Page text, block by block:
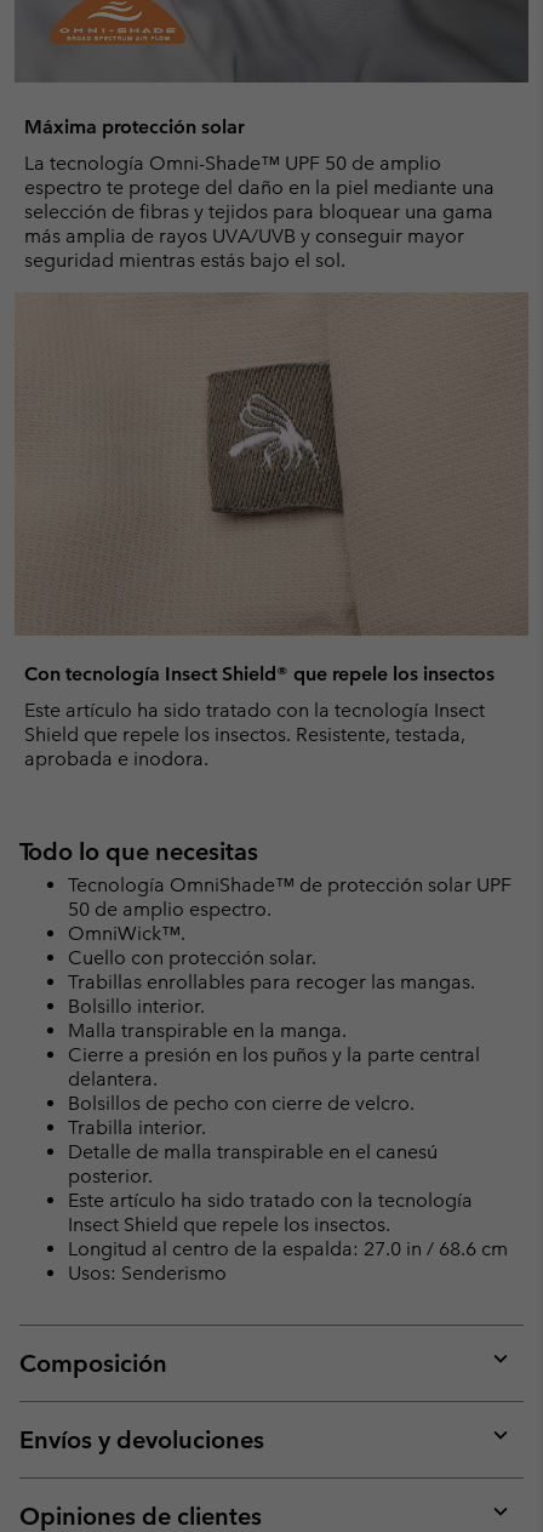
Máxima protección solar
La tecnología Omni-Shade™ UPF 50 de amplio
espectro te protege del daño en la piel mediante una
selección de fibras y tejidos para bloquear una gama
más amplia de rayos UVA/UVB y conseguir mayor
seguridad mientras estás bajo el sol.
Con tecnología Insect Shield® que repele los insectos
Este artículo ha sido tratado con la tecnología Insect
Shield que repele los insectos. Resistente, testada,
aprobada e inodora.
Todo lo que necesitas
Tecnología OmniShade™ de protección solar UPF
50 de amplio espectro.
OmniWick™.
Cuello con protección solar.
Trabillas enrollables para recoger las mangas.
Bolsillo interior.
Malla transpirable en la manga.
Cierre a presión en los puños y la parte central
delantera.
Bolsillos de pecho con cierre de velcro.
Trabilla interior.
Detalle de malla transpirable en el canesú
posterior.
Este artículo ha sido tratado con la tecnología
Insect Shield que repele los insectos.
Longitud al centro de la espalda: 27.0 in / 68.6 cm
Usos: Senderismo
Composición
or
Envíos y devoluciones
or
Opiniones de clientes